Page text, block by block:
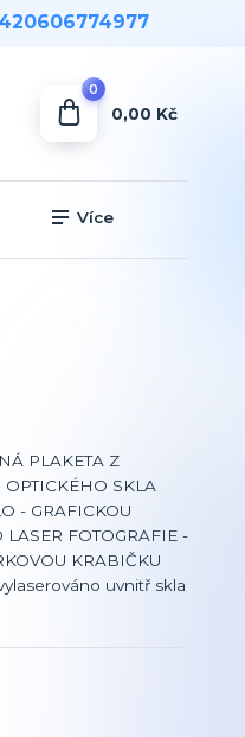
0
0,00 Kč
Více
PLAKETA Z
SKLA
- GRAFICKOU
FOTOGRAFIE -
KRABIČKU
uvnitř skla